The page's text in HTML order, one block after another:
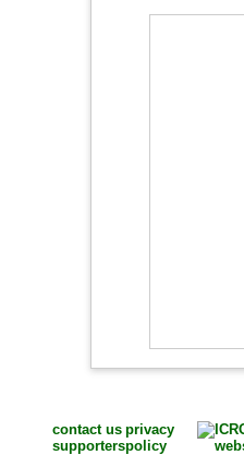
contact us
supporters
privacy
policy